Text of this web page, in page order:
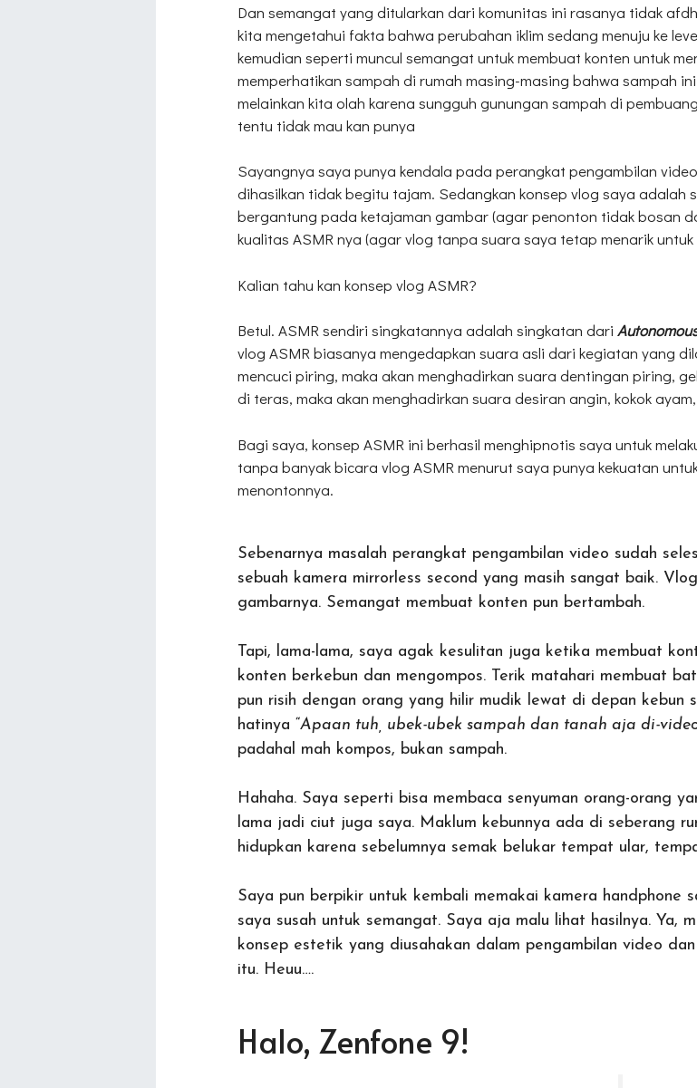
Dan semangat yang ditularkan dari komunitas ini rasanya tidak
kita mengetahui fakta bahwa perubahan iklim sedang menuju ke
kemudian seperti muncul semangat untuk membuat konten untuk
memperhatikan sampah di rumah masing-masing bahwa sampah
melainkan kita olah karena sungguh gunungan sampah di
tentu tidak mau kan punya
Sayangnya saya punya kendala pada perangkat pengambilan
dihasilkan tidak begitu tajam. Sedangkan konsep vlog saya adalah
bergantung pada ketajaman gambar (agar penonton tidak bosan
kualitas ASMR nya (agar vlog tanpa suara saya tetap menarik
Kalian tahu kan konsep vlog ASMR?
Betul. ASMR sendiri singkatannya adalah singkatan dari
vlog ASMR biasanya mengedapkan suara asli dari kegiatan yang
mencuci piring, maka akan menghadirkan suara dentingan piring,
di teras, maka akan menghadirkan suara desiran angin, kokok
Bagi saya, konsep ASMR ini berhasil menghipnotis saya untuk
tanpa banyak bicara vlog ASMR menurut saya punya kekuatan
menontonnya.
Sebenarnya masalah perangkat pengambilan video sudah
sebuah kamera mirrorless second yang masih sangat baik.
gambarnya. Semangat membuat konten pun bertambah.
Tapi, lama-lama, saya agak kesulitan juga ketika membuat
konten berkebun dan mengompos. Terik matahari membuat
pun risih dengan orang yang hilir mudik lewat di depan kebun
hatinya “Apaan tuh, ubek-ubek sampah dan tanah aja di-
padahal mah kompos, bukan sampah.
Hahaha. Saya seperti bisa membaca senyuman orang-orang
lama jadi ciut juga saya. Maklum kebunnya ada di seberang
hidupkan karena sebelumnya semak belukar tempat ular,
Saya pun berpikir untuk kembali memakai kamera handphone
saya susah untuk semangat. Saya aja malu lihat hasilnya. Ya,
konsep estetik yang diusahakan dalam pengambilan video
itu. Heuu….
Halo, Zenfone 9!